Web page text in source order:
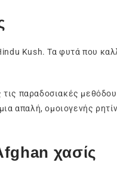
Kush. Τα φυτά που
τις παραδοσιακές
απαλή, ομοιογενής
χασίς